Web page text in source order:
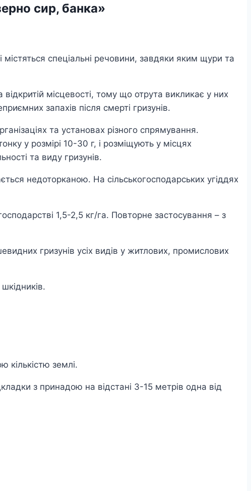
сир, банка»
спеціальні речовини, завдяки яким щури та
місцевості, тому що отрута викликає у них
запахів після смерті гризунів.
та установах різного спрямування.
у розмірі 10-30 г, і розміщують у місцях
та виду гризунів.
недоторканою. На сільськогосподарських угіддях
1,5-2,5 кг/га. Повторне застосування – з
гризунів усіх видів у житлових, промислових
кількістю землі.
з принадою на відстані 3-15 метрів одна від